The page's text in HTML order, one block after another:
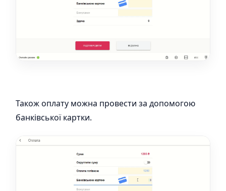
Також оплату можна провести за допомогою
банківської картки.